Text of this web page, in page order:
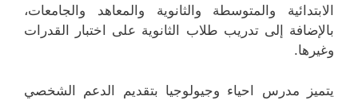
الابتدائية والمتوسطة والثانوية والمعاهد والجامعات،
بالإضافة إلى تدريب طلاب الثانوية على اختبار القدرات
وغيرها.
يتميز مدرس احياء وجيولوجيا بتقديم الدعم الشخصي